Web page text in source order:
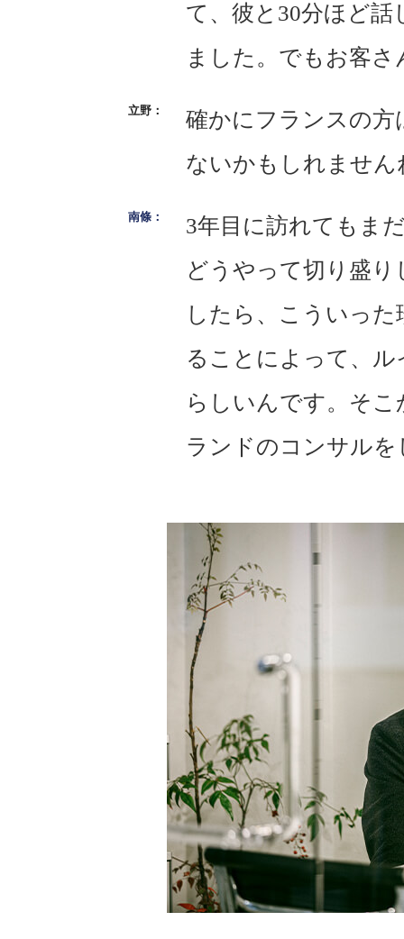
て、彼と30分ほど
ました。でもお客
確かにフランスの
ないかもしれません
3年目に訪れてもま
どうやって切り盛
したら、こういっ
ることによって、
らしいんです。そ
ランドのコンサル